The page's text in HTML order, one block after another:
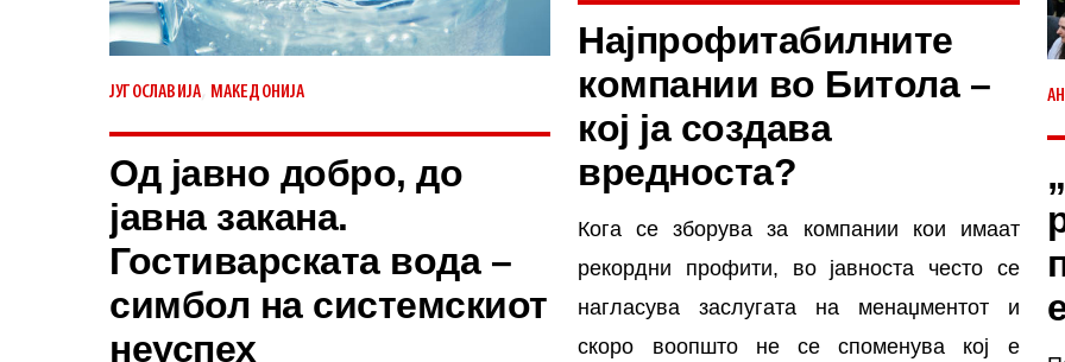
ЈУГОСЛАВИЈА МАКЕДОНИЈА
Од јавно добро, до
јавна закана.
Гостиварската вода –
симбол на системскиот
неуспех
Најпрофитабилните
компании во Битола –
кој ја создава
вредноста?
Кога се зборува за компании кои имаат
рекордни профити, во јавноста често се
нагласува заслугата на менаџментот и
скоро воопшто не се споменува кој е